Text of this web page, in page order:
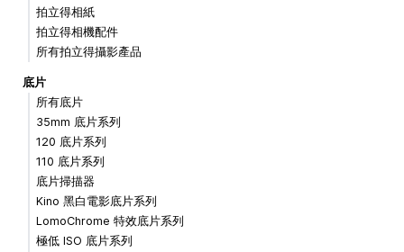
拍立得相紙
拍立得相機配件
所有拍立得攝影產品
底片
所有底片
35mm 底片系列
120 底片系列
110 底片系列
底片掃描器
Kino 黑白電影底片系列
LomoChrome 特效底片系列
極低 ISO 底片系列